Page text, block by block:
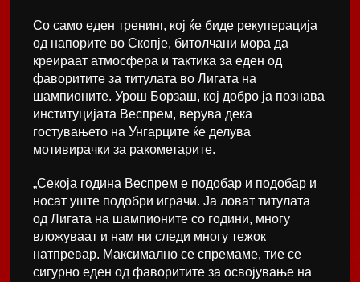
Со само еден тренинг, кој ќе биде рекуперација
од напорите во Скопје, битолчани мора да
креираат атмосфера и тактика за еден од
фаворитите за титулата во Лигата на
шампионите. Урош Борзаш, кој добро ја познава
институцијата Веспрем, верува дека
гостувањето на Унгарците ќе делува
мотивирачки за ракометарите.
„Секоја година Веспрем е подобар и подобар и
носат уште подобри играчи. Ја ловат титулата
од Лигата на шампионите со години, многу
вложуваат и нам ни следи многу тежок
натпревар. Максимално се спремаме, тие се
сигурно еден од фаворитите за освојување на